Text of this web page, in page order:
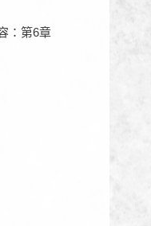
：第6章